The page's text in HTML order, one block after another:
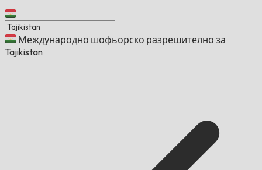
Международно шофьорско разрешително за
Tajikistan